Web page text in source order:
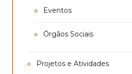
Eventos
Órgãos Sociais
Projetos e Atividades